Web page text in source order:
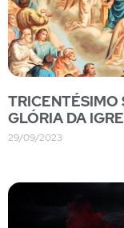
TRICENTÉSIMO
GLÓRIA DA
29/09/2023